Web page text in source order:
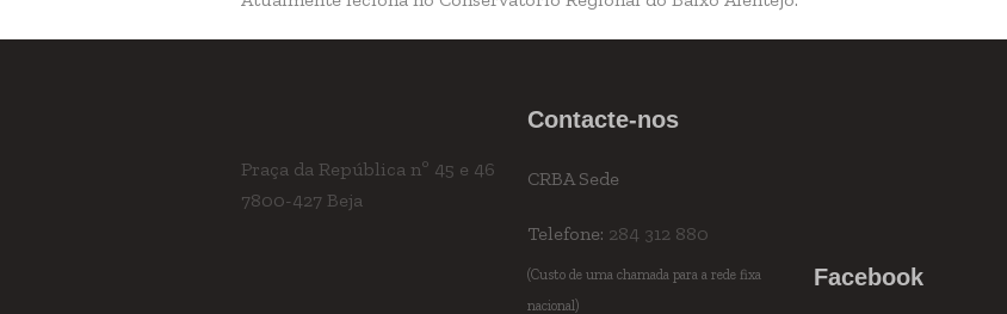
Praça da República nº 45 e 46
7800-427 Beja
Contacte-nos
CRBA Sede
Telefone: 284 312 880
(Custo de uma chamada para a rede fixa
nacional)
Facebook